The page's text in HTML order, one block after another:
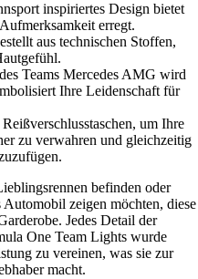
inspiriertes Design bietet
erregt.
aus technischen Stoffen,
Teams Mercedes AMG wird
Ihre Leidenschaft für
um Ihre
zu verwahren und gleichzeitig
befinden oder
zeigen möchten, diese
Jedes Detail der
One Team Lights wurde
zu vereinen, was sie zur
macht.